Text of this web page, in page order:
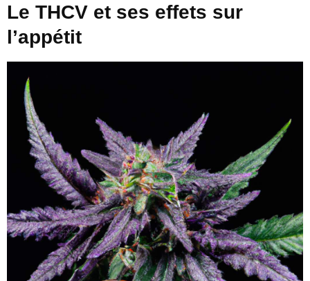
Le THCV et ses effets sur
l’appétit